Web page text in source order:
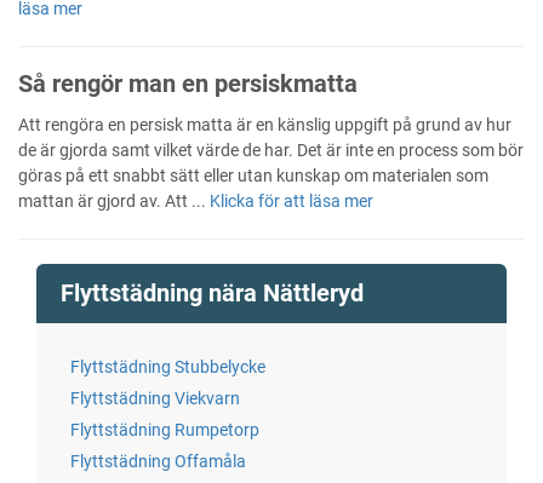
läsa mer
Så rengör man en persiskmatta
Att rengöra en persisk matta är en känslig uppgift på grund av hur
de är gjorda samt vilket värde de har. Det är inte en process som bör
göras på ett snabbt sätt eller utan kunskap om materialen som
mattan är gjord av. Att ... Klicka för att läsa mer
Flyttstädning nära Nättleryd
Flyttstädning Stubbelycke
Flyttstädning Viekvarn
Flyttstädning Rumpetorp
Flyttstädning Offamåla